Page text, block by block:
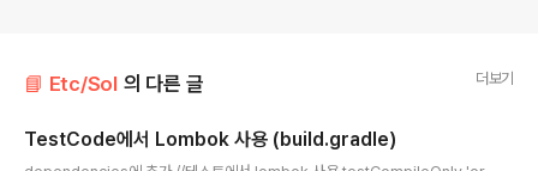
📘 Etc/Sol 의 다른 글 더보기
TestCode에서 Lombok 사용 (build.gradle)